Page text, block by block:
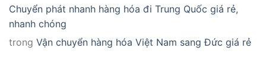
Chuyển phát nhanh hàng hóa đi Trung Quốc giá rẻ,
nhanh chóng
trong Vận chuyển hàng hóa Việt Nam sang Đức giá rẻ